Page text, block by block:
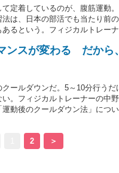
定着しているのが、腹筋運動
は、日本の部活でも当たり前
るという。フィジカルトレー
人指導経験を持つ同氏に聞い
ンスが変わる だから
ールダウンだ。5～10分行う
。フィジカルトレーナーの中
動後のクールダウン法」につ
2 ＞